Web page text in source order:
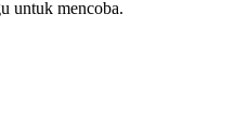
untuk mencoba.